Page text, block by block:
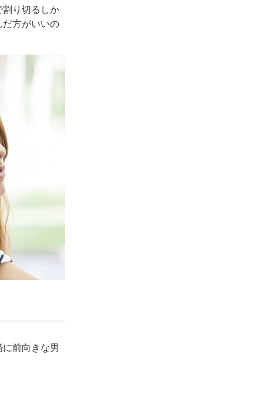
割り切るしか
だ方がいいの
前向きな男